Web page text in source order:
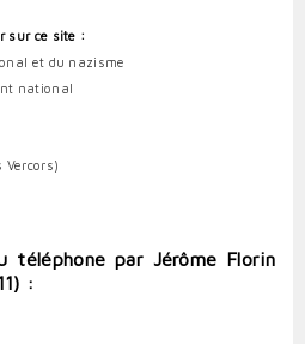
sur ce site :
et du nazisme
national
téléphone par Jérôme Florin
: